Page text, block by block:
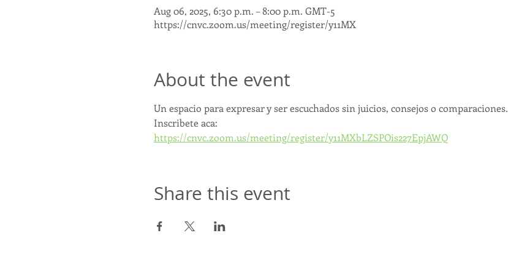
Aug 06, 2025, 6:30 p.m. – 8:00 p.m. GMT-5
https://cnvc.zoom.us/meeting/register/y11MX
About the event
Un espacio para expresar y ser escuchados sin juicios, consejos o comparaciones.
Inscribete aca:
https://cnvc.zoom.us/meeting/register/y11MXbLZSPOis227EpjAWQ
Share this event